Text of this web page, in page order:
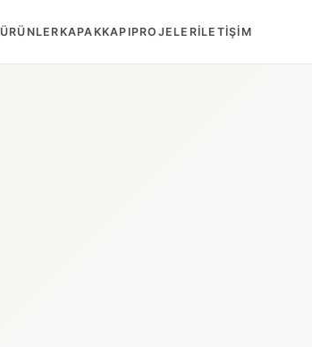
ÜRÜNLER KAPAKKAPIPROJELERİLETIŞIM